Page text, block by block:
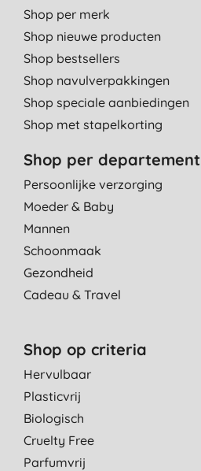
Shop per merk
Shop nieuwe producten
Shop bestsellers
Shop navulverpakkingen
Shop speciale aanbiedingen
Shop met stapelkorting
Shop per departement
Persoonlijke verzorging
Moeder & Baby
Mannen
Schoonmaak
Gezondheid
Cadeau & Travel
Shop op criteria
Hervulbaar
Plasticvrij
Biologisch
Cruelty Free
Parfumvrij